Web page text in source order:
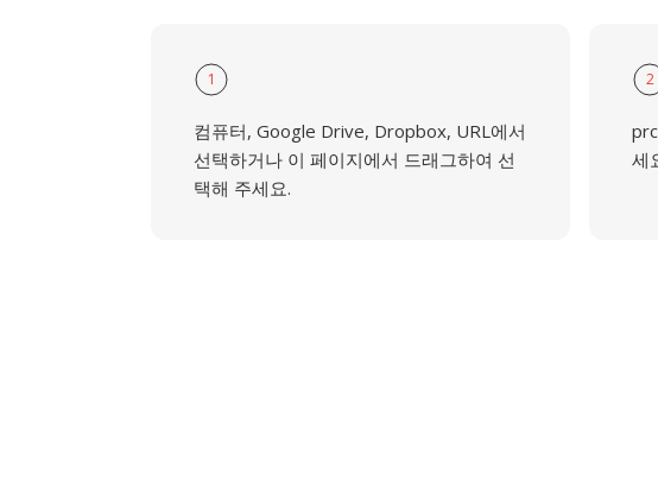
1
컴퓨터, Google Drive, Dropbox, URL에서
선택하거나 이 페이지에서 드래그하여 선
택해 주세요.
2
세